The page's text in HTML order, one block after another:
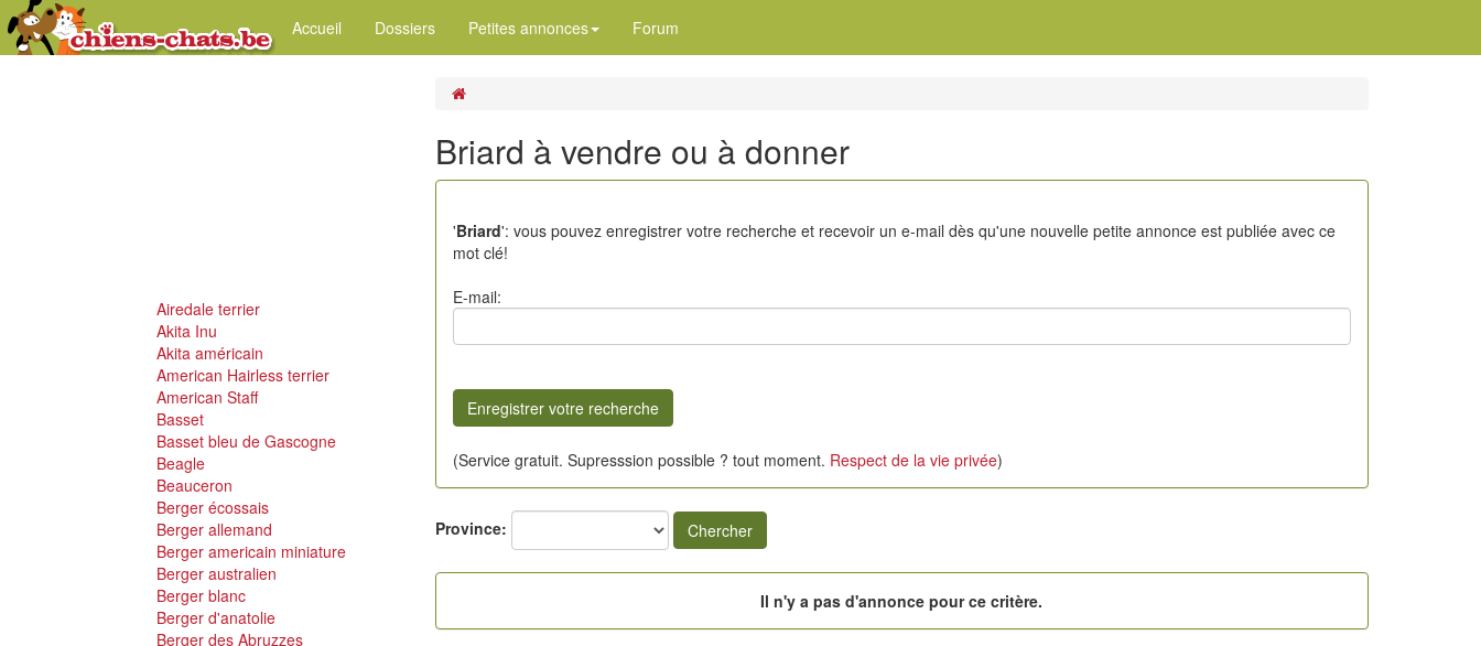
Accueil Dossiers Petites annonces Forum
Airedale terrier
Akita Inu
Akita américain
American Hairless terrier
American Staff
Basset
Basset bleu de Gascogne
Beagle
Beauceron
Berger écossais
Berger allemand
Berger americain miniature
Berger australien
Berger blanc
Berger d'anatolie
Berger des Abruzzes
Briard à vendre ou à donner
'Briard': vous pouvez enregistrer votre recherche et recevoir un e-mail dès qu'une nouvelle petite annonce est publiée avec ce
mot clé!
E-mail:
(Service gratuit. Supresssion possible ? tout moment. Respect de la vie privée)
Province: Chercher
Il n'y a pas d'annonce pour ce critère.